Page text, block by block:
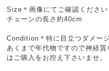
Size＊画像にてご確認ください
チェーンの長さ約40cm
Condition＊特に目立つダメー
あくまで年代物ですので神経
はご購入をお控え下さいませ。